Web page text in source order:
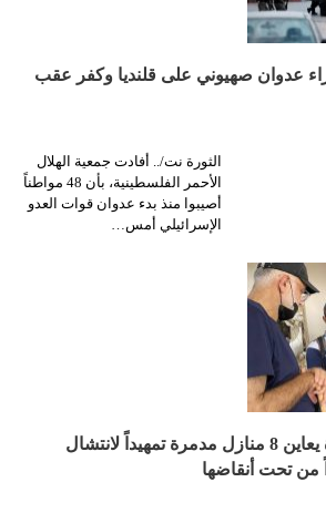
جراء عدوان صهيوني على قلنديا وكفر عقب
الثورة نت/.. أفادت جمعية الهلال
الأحمر الفلسطينية، بأن 48 مواطناً
أصيبوا منذ بدء عدوان قوات العدو
الإسرائيلي أمس…
الدفاع المدني في غزة يعاين 8 منازل مدمرة تمهيداً لانتشال